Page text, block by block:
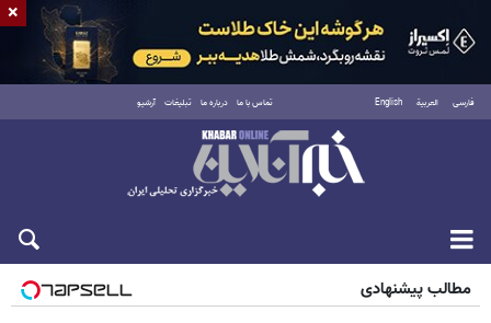
فارسی العربية English تماس با ما درباره ما تبلیغات آرشیو
پنجشنبه ۱۵ مرداد ۱۴۰۵
مطالب پیشنهادی
×